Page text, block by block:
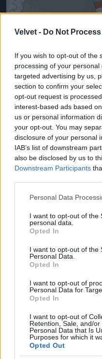
Velvet - Do Not
If you wish to opt-out of the
processing of your
targeted advertising by us,
section to confirm your
opt-out request is
interest-based ads based
us or personal information
your opt-out. You may
disclosure of your personal
IAB’s list of downstream
also be disclosed by us to
Downstream Participants
Please note that this
not limited to your visit or
grant or deny consent to
use your data for below
consent section.
Personal Data
I want to opt-out of the
personal data.
Opted In
I want to opt-out of the
Personal Data.
Opted In
I want to opt-out of
Personal Data for
Opted In
I want to opt-out of
Retention, Sale, and/
Personal Data that Is
Purposes for which it
Opted Out
Ez lesz a menő a
londoni divathét szerint
Fotó: Victor VIRGILE /
Jön